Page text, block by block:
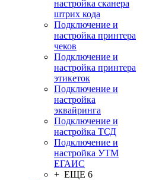
настройка сканера
штрих кода
Подключение и
настройка принтера
чеков
Подключение и
настройка принтера
этикеток
Подключение и
настройка
эквайринга
Подключение и
настройка ТСД
Подключение и
настройка УТМ
ЕГАИС
+ ЕЩЕ 6